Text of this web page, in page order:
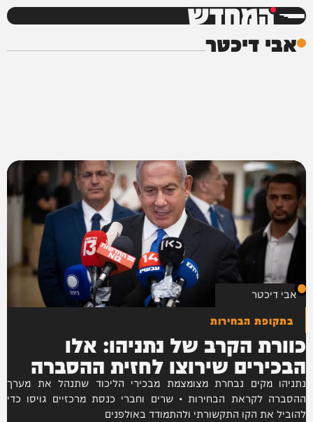
המחדש
אבי דיכטר
אבי דיכטר
בתקופת הבחירות
כוורת הקרב של נתניהו: אלו
הבכירים שירוצו לחזית ההסברה
נתניהו מקים נבחרת מצומצמת מבכירי הליכוד שתנהל את מערך
ההסברה לקראת הבחירות • שרים וחברי כנסת מרכזיים גויסו כדי
להוביל את הקו התקשורתי ולהתמודד באולפנים